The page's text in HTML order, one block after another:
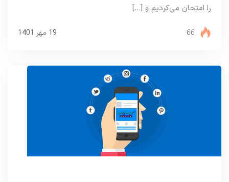
را امتحان می‌کردیم و […]
19 مهر 1401 66